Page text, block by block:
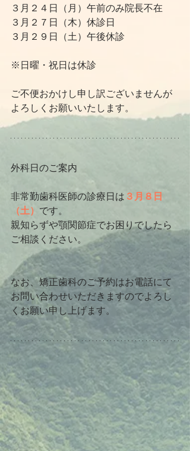
３月２４日（月）午前のみ院長不在
３月２７日（木）休診日
３月２９日（土）午後休診
※日曜・祝日は休診
ご不便おかけし申し訳ございませんが
よろしくお願いいたします。
外科日のご案内
非常勤歯科医師の診療日は ３月８日
（土） です。
親知らずや顎関節症でお困りでしたら
ご相談ください。
なお、矯正歯科のご予約はお電話にて
お問い合わせいただきますのでよろし
くお願い申し上げます。